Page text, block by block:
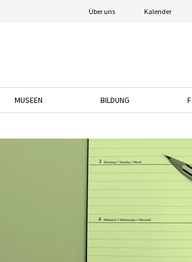
Über uns Kalender
MUSEEN
BILDUNG